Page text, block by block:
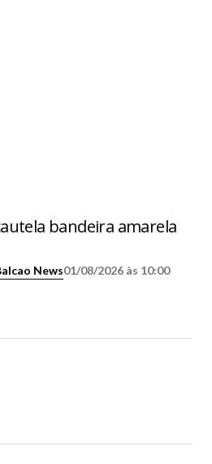
bandeira amarela
News01/08/2026 às 10:00